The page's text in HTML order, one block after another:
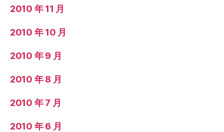
2010 年 11 月
2010 年 10 月
2010 年 9 月
2010 年 8 月
2010 年 7 月
2010 年 6 月